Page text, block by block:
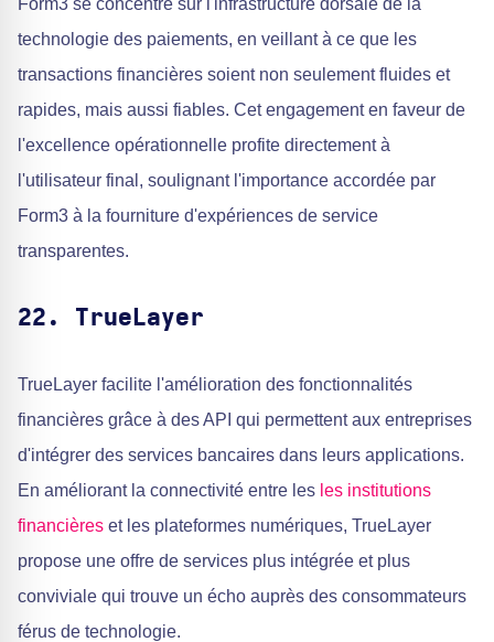
Form3 se concentre sur l'infrastructure dorsale de la
technologie des paiements, en veillant à ce que les
transactions financières soient non seulement fluides et
rapides, mais aussi fiables. Cet engagement en faveur de
l'excellence opérationnelle profite directement à
l'utilisateur final, soulignant l'importance accordée par
Form3 à la fourniture d'expériences de service
transparentes.
22. TrueLayer
TrueLayer facilite l'amélioration des fonctionnalités
financières grâce à des API qui permettent aux entreprises
d'intégrer des services bancaires dans leurs applications.
En améliorant la connectivité entre les les institutions
financières et les plateformes numériques, TrueLayer
propose une offre de services plus intégrée et plus
conviviale qui trouve un écho auprès des consommateurs
férus de technologie.